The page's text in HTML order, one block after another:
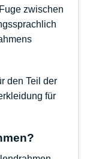
zwischen
den Teil der
für